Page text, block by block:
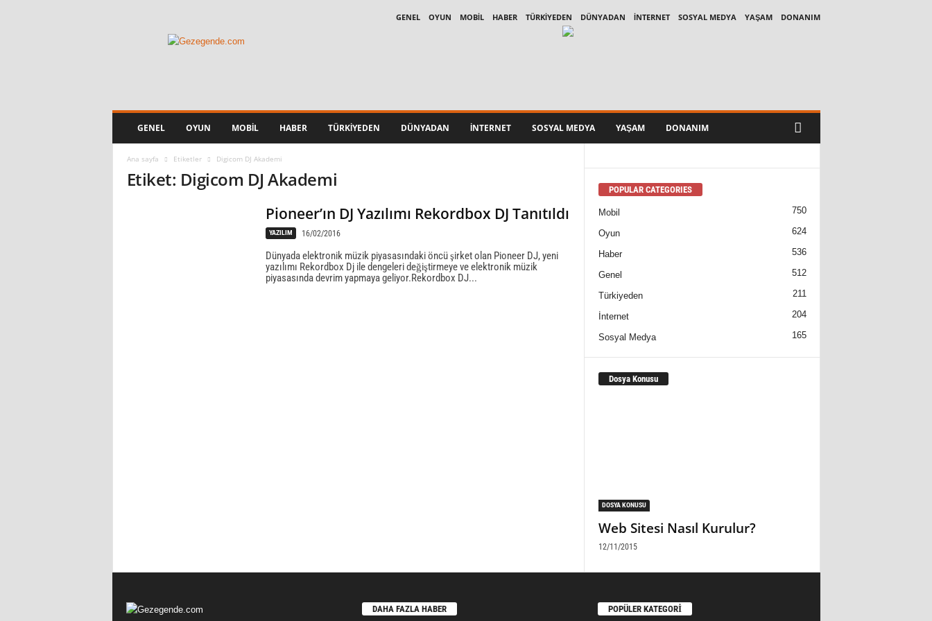
GENEL OYUN MOBIL HABER TÜRKIYEDEN DÜNYADAN İNTERNET SOSYAL MEDYA YAŞAM
DONANIM
Gezegende.com
GENEL OYUN MOBIL HABER TÜRKIYEDEN DÜNYADAN İNTERNET SOSYAL MEDYA YAŞAM DONANIM
Ana sayfa Etiketler Digicom DJ Akademi
Etiket: Digicom DJ Akademi
Pioneer’ın DJ Yazılımı Rekordbox DJ Tanıtıldı
YAZILIM 16/02/2016
Dünyada elektronik müzik piyasasındaki öncü şirket olan Pioneer DJ, yeni
yazılımı Rekordbox Dj ile dengeleri değiştirmeye ve elektronik müzik
piyasasında devrim yapmaya geliyor.Rekordbox DJ...
POPULAR CATEGORIES
Mobil 750
Oyun 624
Haber 536
Genel 512
Türkiyeden 211
İnternet 204
Sosyal Medya 165
Dosya Konusu
DOSYA KONUSU
Web Sitesi Nasıl Kurulur?
12/11/2015
DAHA FAZLA HABER POPÜLER KATEGORİ